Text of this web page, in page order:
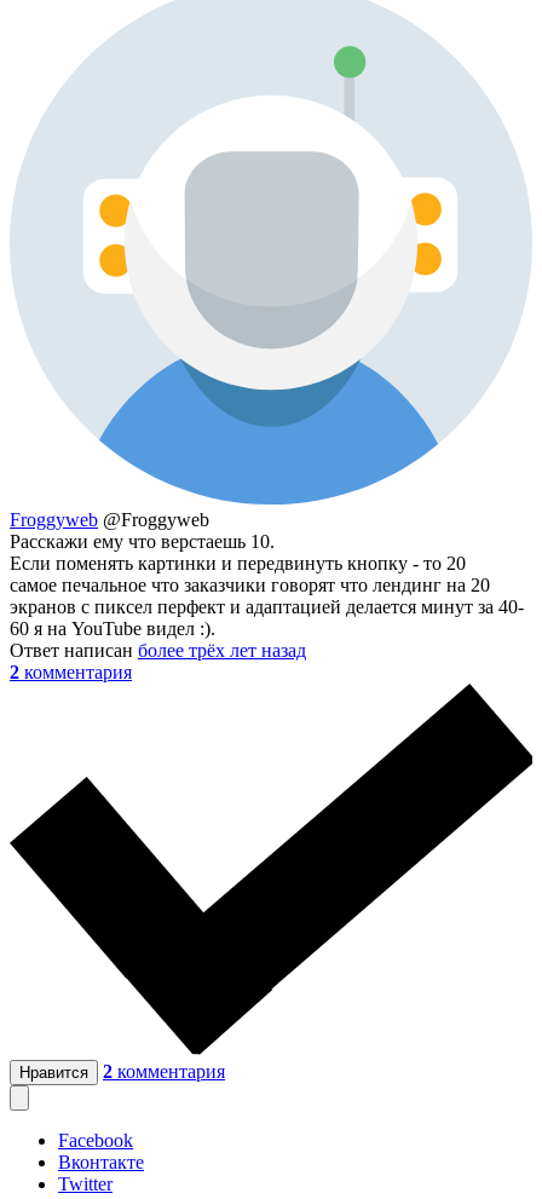
Froggyweb @Froggyweb
Расскажи ему что верстаешь 10.
Если поменять картинки и передвинуть кнопку - то 20
самое печальное что заказчики говорят что лендинг на 20
экранов с пиксел перфект и адаптацией делается минут за 40-
60 я на YouTube видел :).
Ответ написан более трёх лет назад
2 комментария
Нравится 2 комментария
Facebook
Вконтакте
Twitter